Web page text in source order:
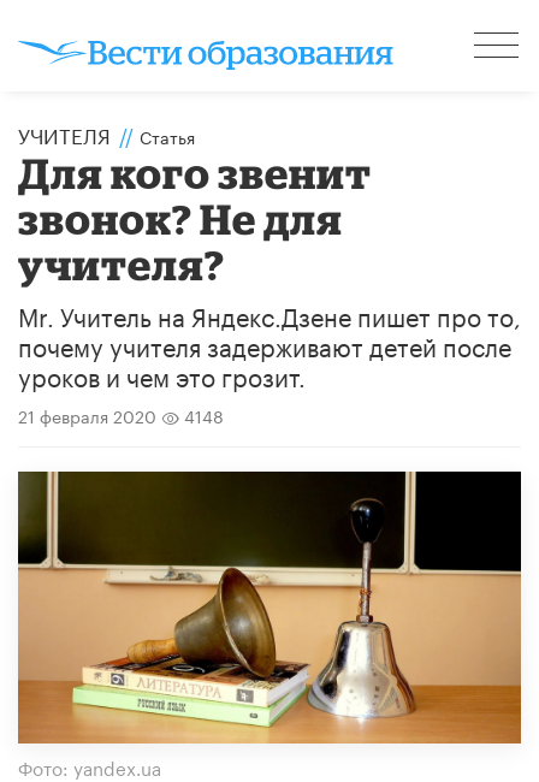
УЧИТЕЛЯ // Статья
Для кого звенит
звонок? Не для
учителя?
Mr. Учитель на Яндекс.Дзене пишет про то,
почему учителя задерживают детей после
уроков и чем это грозит.
21 февраля 2020 4148
Фото: yandex.ua